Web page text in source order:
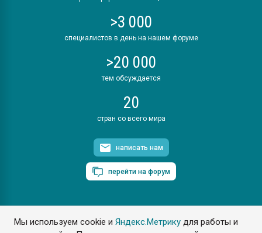
Мы используем cookie иЯндекс.Метрику для работы и
>3 000
специалистов в день на нашем форуме
>20 000
тем обсуждается
20
стран со всего мира
написать нам
перейти на форум
ПластЭксперт © 2006. Все права защищены